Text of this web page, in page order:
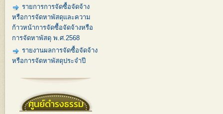
รายการการจัดซื้อจัดจ้าง
หรือการจัดหาพัสดุและความ
ก้าวหน้าการจัดซื้อจัดจ้างหรือ
การจัดหาพัสดุ พ.ศ.2568
รายงานผลการจัดซื้อจัดจ้าง
หรือการจัดหาพัสดุประจำปี
ศูนย์ดำรงธรรม